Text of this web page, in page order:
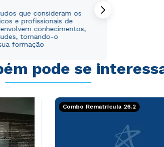
que consideram os
e profissionais de
conhecimentos,
tornando-o
formação
pode se
Combo Rematrícula 26.2
e fácil
ou
Política de Privacidade.e
meus dados sejam utilizados para o
da Cruzeiro do Sul.
e fácil
ou
Política de Privacidade.e
meus dados sejam utilizados para o
da Cruzeiro do Sul.